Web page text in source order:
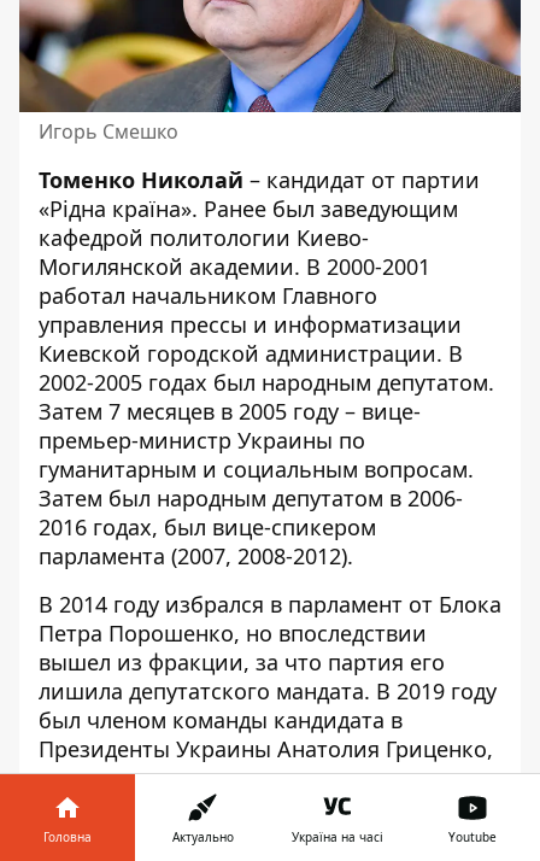
Игорь Смешко
Томенко Николай – кандидат от партии
«Рідна країна». Ранее был заведующим
кафедрой политологии Киево-
Могилянской академии. В 2000-2001
работал начальником Главного
управления прессы и информатизации
Киевской городской администрации. В
2002-2005 годах был народным депутатом.
Затем 7 месяцев в 2005 году – вице-
премьер-министр Украины по
гуманитарным и социальным вопросам.
Затем был народным депутатом в 2006-
2016 годах, был вице-спикером
парламента (2007, 2008-2012).
В 2014 году избрался в парламент от Блока
Петра Порошенко, но впоследствии
вышел из фракции, за что партия его
лишила депутатского мандата. В 2019 году
был членом команды кандидата в
Президенты Украины Анатолия Гриценко,
с которым вместе неудачно пошел и на
парламентские выборы.
Головна Актуально Україна на часі Youtube